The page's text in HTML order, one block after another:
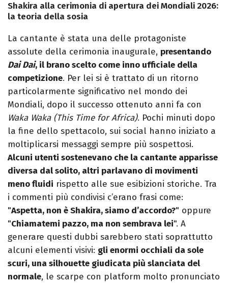
Shakira alla cerimonia di apertura dei Mondiali 2026:
la teoria della sosia
La cantante è stata una delle protagoniste
assolute della cerimonia inaugurale, presentando
Dai Dai, il brano scelto come inno ufficiale della
competizione. Per lei si è trattato di un ritorno
particolarmente significativo nel mondo dei
Mondiali, dopo il successo ottenuto anni fa con
Waka Waka (This Time for Africa). Pochi minuti dopo
la fine dello spettacolo, sui social hanno iniziato a
moltiplicarsi messaggi sempre più sospettosi.
Alcuni utenti sostenevano che la cantante apparisse
diversa dal solito, altri parlavano di movimenti
meno fluidi rispetto alle sue esibizioni storiche. Tra
i commenti più condivisi c’erano frasi come:
"Aspetta, non è Shakira, siamo d’accordo?" oppure
"Chiamatemi pazzo, ma non sembrava lei". A
generare questi dubbi sarebbero stati soprattutto
alcuni elementi visivi: gli enormi occhiali da sole
scuri, una silhouette giudicata più slanciata del
normale, le scarpe con platform molto pronunciato